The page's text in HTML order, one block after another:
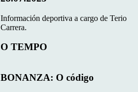
Información deportiva a cargo de Terio
Carrera.
O TEMPO
BONANZA: O código